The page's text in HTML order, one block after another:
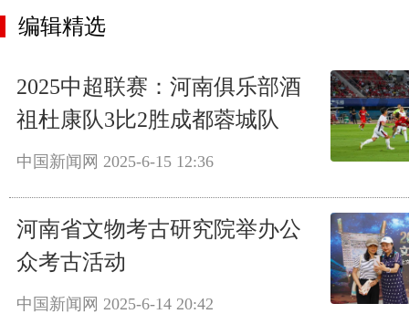
编辑精选
2025中超联赛：河南俱乐部酒
祖杜康队3比2胜成都蓉城队
中国新闻网 2025-6-15 12:36
河南省文物考古研究院举办公
众考古活动
中国新闻网 2025-6-14 20:42